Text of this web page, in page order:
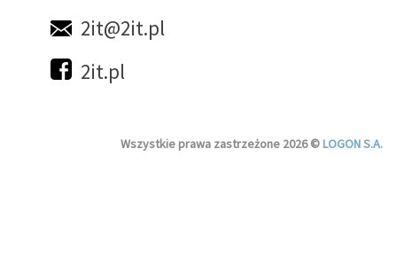
2it@2it.pl
2it.pl
Wszystkie prawa zastrzeżone 2026 ©LOGON S.A.